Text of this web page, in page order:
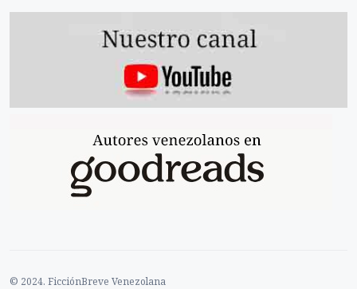
© 2024. FicciónBreve Venezolana